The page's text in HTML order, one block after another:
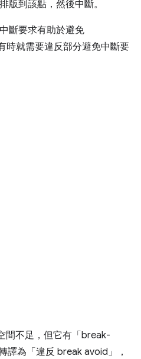
版到該點，然後中斷。
斷要求有助於避免
時就需要違反部分避免中斷要
間不足，但它有「break-
為「違反 break avoid」，